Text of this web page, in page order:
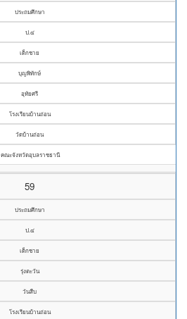
ประถมศึกษา
ป.๔
เด็กชาย
บุญพิทักษ์
อุทัยศรี
โรงเรียนบ้านถ่อน
วัดบ้านถ่อน
คณะจังหวัดอุบลราชธานี
59
ประถมศึกษา
ป.๔
เด็กชาย
รุ่งตะวัน
วันสืบ
โรงเรียนบ้านถ่อน